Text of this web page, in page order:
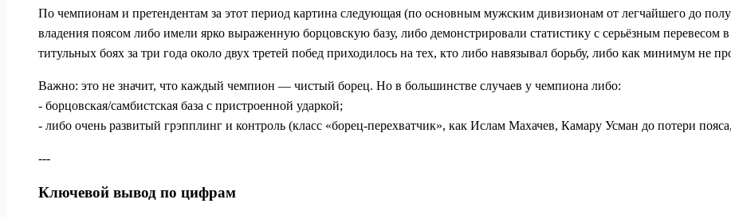
По чемпионам и претендентам за этот период картина следующая (по основным мужским дивизионам от легчайшего до
владения поясом либо имели ярко выраженную борцовскую базу, либо демонстрировали статистику с серьёзным перевесом
титульных боях за три года около двух третей побед приходилось на тех, кто либо навязывал борьбу, либо как минимум не
Важно: это не значит, что каждый чемпион — чистый борец. Но в большинстве случаев у чемпиона либо:
- борцовская/самбистская база с пристроенной ударкой;
- либо очень развитый грэпплинг и контроль (класс «борец-перехватчик», как Ислам Махачев, Камару Усман до потери
---
Ключевой вывод по цифрам